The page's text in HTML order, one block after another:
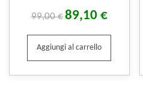
99,00€89,10 €
Aggiungi al carrello